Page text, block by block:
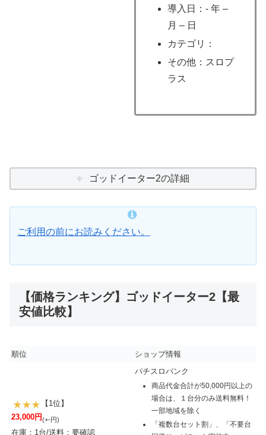
導入日：- 年 –
月 – 日
カテゴリ：
その他：スロプ
ラス
ゴッドイーター2の詳細
ご利用の前にお読みください。
【価格ランキング】ゴッドイーター2【最
安値比較】
順位 ショップ情報
【1位】
23,000円(+-円)
在庫：1台/送料：要確認
パチスロバンク
商品代金合計が50,000円以上の
場合は、１台分のみ送料無料！
一部地域を除く
「複数台セット割」、「不要台